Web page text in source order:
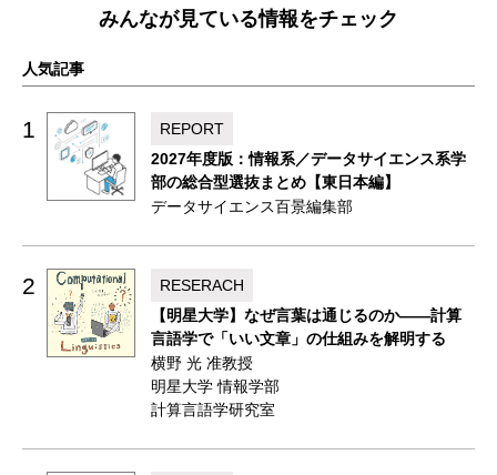
みんなが見ている情報をチェック
人気記事
1
REPORT
2027年度版：情報系／データサイエンス系学
部の総合型選抜まとめ【東日本編】
データサイエンス百景編集部
2
RESERACH
【明星大学】なぜ言葉は通じるのか——計算
言語学で「いい文章」の仕組みを解明する
横野 光 准教授
明星大学 情報学部
計算言語学研究室